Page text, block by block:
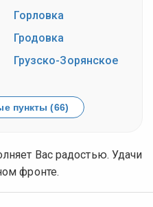
Горловка
Гродовка
Грузско-Зорянское
пункты (66)
Вас радостью. Удачи
фронте.